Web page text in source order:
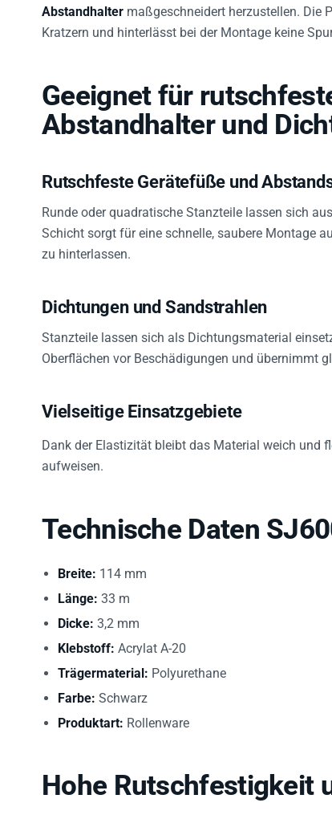
Abstandhalter maßgeschneidert herzustellen. Die
Kratzern und hinterlässt bei der Montage keine
Geeignet für
Abstandhalter und
Rutschfeste Gerätefüße und
Runde oder quadratische Stanzteile lassen sich
Schicht sorgt für eine schnelle, saubere Montage
zu hinterlassen.
Dichtungen und Sandstrahlen
Stanzteile lassen sich als Dichtungsmaterial
Oberflächen vor Beschädigungen und übernimmt
Vielseitige Einsatzgebiete
Dank der Elastizität bleibt das Material weich und
aufweisen.
Technische Daten
Breite: 114 mm
Länge: 33 m
Dicke: 3,2 mm
Klebstoff: Acrylat A-20
Trägermaterial: Polyurethane
Farbe: Schwarz
Produktart: Rollenware
Hohe Rutschfestigkeit